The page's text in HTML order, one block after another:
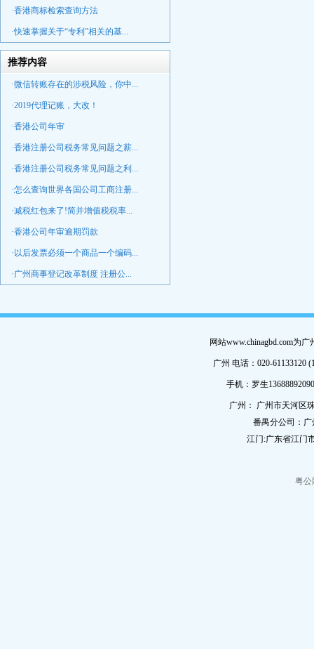
·香港商标检索查询方法
·快速掌握关于“专利”相关的基...
推荐内容
·微信转账存在的涉税风险，你中...
·2019代理记账，大改！
·香港公司年审
·香港注册公司税务常见问题之薪...
·香港注册公司税务常见问题之利...
·怎么查询世界各国公司工商注册...
·减税红包来了!简并增值税税率...
·香港公司年审逾期罚款
·以后发票必须一个商品一个编码...
·广州商事登记改革制度 注册公...
网站www.chinagbd.com为
广州 电话：020-61133120
手机：罗生
广州： 广州市天河区
番禺分公司：
江门:广东省江门
粤公